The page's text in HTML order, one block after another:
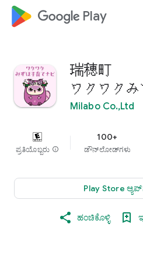
google_logo Play
瑞穂町
ワクワク
Milabo Co.,Ltd
ಪ್ರತಿಯೊಬ್ಬರು info
100+
ಡೌನ್‌ಲೋಡ್‌ಗಳು
Play Store
ಹಂಚಿಕೊಳ್ಳಿ